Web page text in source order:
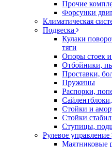
Прочие
Форсунки
Климатическая
Подвеска
Кулаки
тяги
Опоры стоек
Отбойники,
Проставки,
Пружины
Распорки,
Стойки и
Стойки
Ступицы,
Рулевое управление
Маятниковые